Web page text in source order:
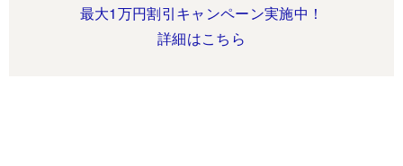
最大1万円割引キャンペーン実施中！
詳細はこちら